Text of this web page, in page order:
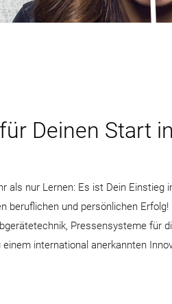
Deinen Start
als nur Lernen: Es ist Dein Einstieg
beruflichen und persönlichen Erfolg!
Pressensysteme für
international anerkannten